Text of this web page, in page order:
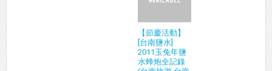
【節慶活動】
[台南鹽水]
2011玉兔年鹽
水蜂炮全記錄